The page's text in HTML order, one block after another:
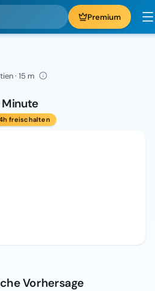
Premium
· 15 m
Minute
freischalten
Vorhersage